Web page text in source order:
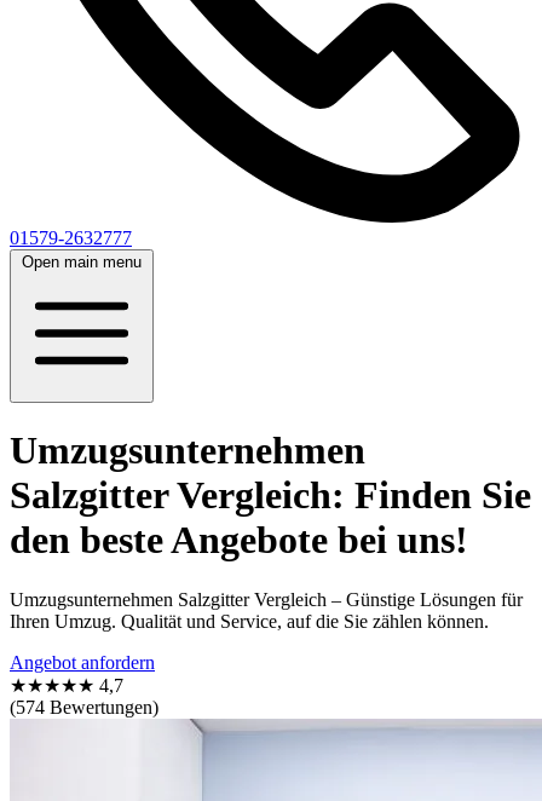
01579-2632777
Open main menu
Umzugsunternehmen
Salzgitter Vergleich: Finden Sie
den beste Angebote bei uns!
Umzugsunternehmen Salzgitter Vergleich – Günstige Lösungen für
Ihren Umzug. Qualität und Service, auf die Sie zählen können.
Angebot anfordern
★★★★★ 4,7
(574 Bewertungen)